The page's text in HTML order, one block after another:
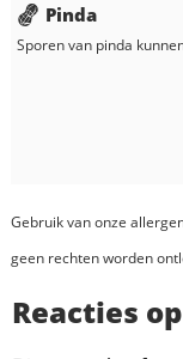
Pinda
Sporen van pinda
Gebruik van onze
geen rechten worden
Reacties